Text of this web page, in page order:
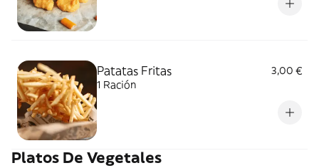
Patatas Fritas
3,00 €
1 Ración
Platos De Vegetales